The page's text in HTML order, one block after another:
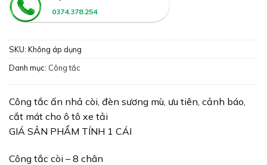
0374.378.254
SKU: Không áp dụng
Danh mục: Công tắc
Công tắc ấn nhả còi, đèn sương mù, ưu tiên, cảnh báo,
cắt mát cho ô tô xe tải
GIÁ SẢN PHẨM TÍNH 1 CÁI
Công tắc còi – 8 chân